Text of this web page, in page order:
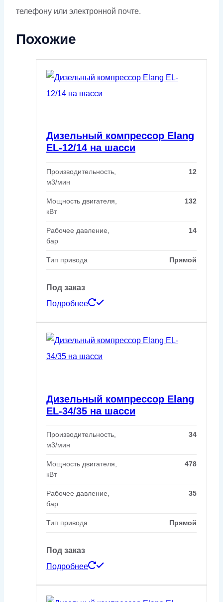
телефону или электронной почте.
Похожие
Дизельный компрессор Elang
EL-12/14 на шасси
Производительность,
м3/мин
12
Мощность двигателя,
кВт
132
Рабочее давление,
бар
14
Тип привода Прямой
Под заказ
Подробнее
Дизельный компрессор Elang
EL-34/35 на шасси
Производительность,
м3/мин
34
Мощность двигателя,
кВт
478
Рабочее давление,
бар
35
Тип привода Прямой
Под заказ
Подробнее